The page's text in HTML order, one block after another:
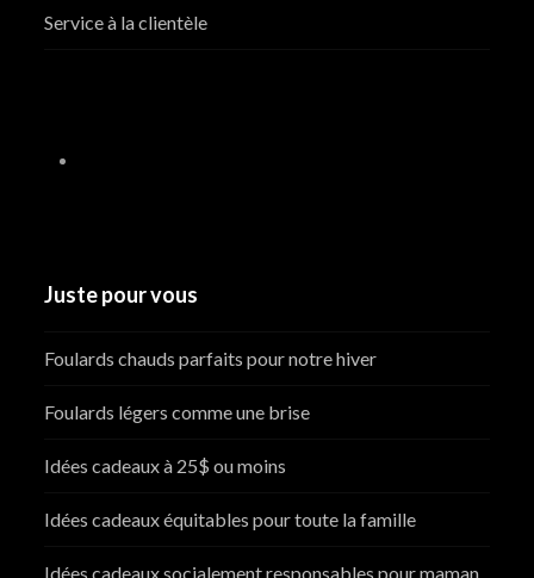
Service à la clientèle
Juste pour vous
Foulards chauds parfaits pour notre hiver
Foulards légers comme une brise
Idées cadeaux à 25$ ou moins
Idées cadeaux équitables pour toute la famille
Idées cadeaux socialement responsables pour maman